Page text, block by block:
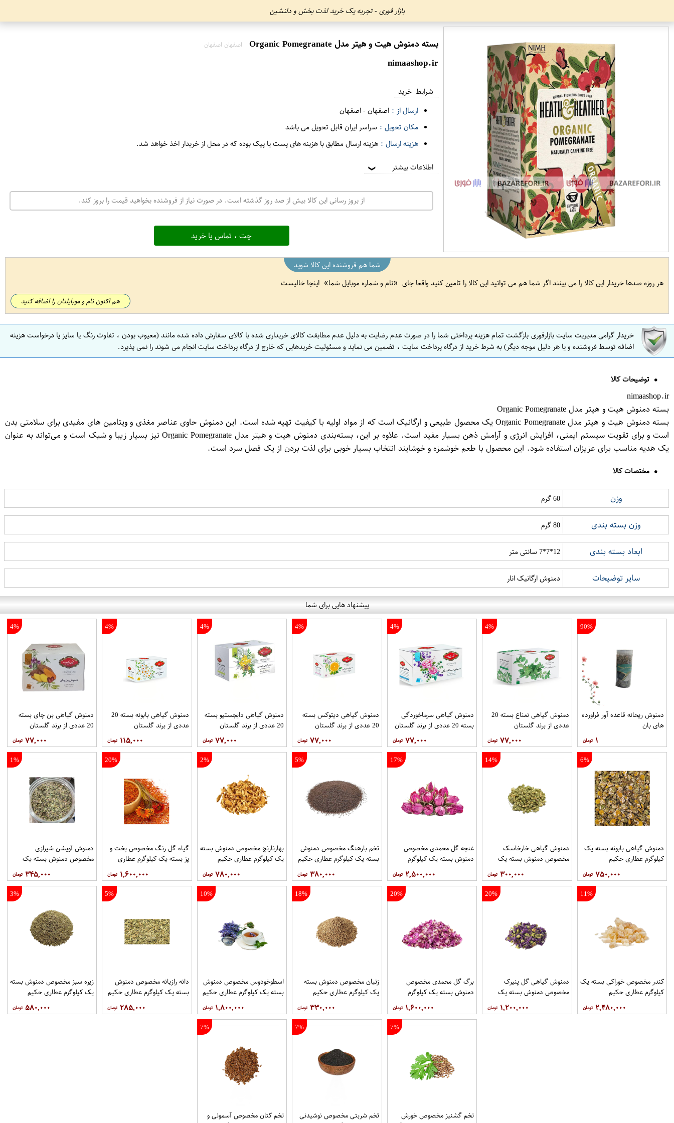
بازار فوری - تجربه یک خرید لذت بخش و دلنشین
بسته دمنوش هیت و هیتر مدل Organic Pomegranate اصفهان اصفهان
nimaashop.ir
شرایط خرید
ارسال از : اصفهان-اصفهان
مکان تحویل : سراسر ایران قابل تحویل می باشد
هزینه ارسال : هزینه ارسال مطابق با هزینه های پست یا پیک بوده که در محل از خریدار اخذ خواهد شد.
اطلاعات بیشتر ❯
از بروز رسانی این کالا بیش از صد روز گذشته است. در صورت نیاز از فروشنده بخواهید قیمت را بروز کند.
چت ، تماس یا خرید
شما هم فروشنده این کالا شوید
هر روزه صدها خریدار این کالا را می بینند اگر شما هم می توانید این کالا را تامین کنید واقعا جای
نام و شماره موبایل شما اینجا خالیست
هم اکنون نام و موبایلتان را اضافه کنید
خریدار گرامی مدیریت سایت بازارفوری بازگشت تمام هزینه پرداختی شما را در صورت عدم رضایت به دلیل عدم مطابقت کالای خریداری شده با کالای سفارش داده شده مانند (معیوب بودن ، تفاوت رنگ یا سایز یا درخواست هزینه
اضافه توسط فروشنده و یا هر دلیل موجه دیگر) به شرط خرید از درگاه پرداخت سایت ، تضمین می نماید و مسئولیت خریدهایی که خارج از درگاه پرداخت سایت انجام می شوند را نمی پذیرد.
توضیحات کالا
nimaashop.ir
بسته دمنوش هیت و هیتر مدل Organic Pomegranate
بسته دمنوش هیت و هیتر مدل Organic Pomegranate یک محصول طبیعی و ارگانیک است که از مواد اولیه با کیفیت تهیه شده است. این دمنوش حاوی عناصر مغذی و ویتامین های مفیدی برای سلامتی بدن
است و برای تقویت سیستم ایمنی، افزایش انرژی و آرامش ذهن بسیار مفید است. علاوه بر این، بسته‌بندی دمنوش هیت و هیتر مدل Organic Pomegranate نیز بسیار زیبا و شیک است و می‌تواند به عنوان
یک هدیه مناسب برای عزیزان استفاده شود. این محصول با طعم خوشمزه و خوشایند انتخاب بسیار خوبی برای لذت بردن از یک فصل سرد است.
مختصات کالا
وزن 60 گرم
وزن بسته بندی 80 گرم
ابعاد بسته بندی 12*7*7 سانتی متر
سایر توضیحات دمنوش ارگانیک انار
پیشنهاد هایی برای شما
90%
دمنوش ریحانه قاعده آور فراورده
های بان
۱
4%
دمنوش گیاهی نعناع بسته 20
عددی از برند گلستان
۷۷,۰۰۰
4%
دمنوش گیاهی سرماخوردگی
بسته 20 عددی از برند گلستان
۷۷,۰۰۰
4%
دمنوش گیاهی دیتوکس بسته
20 عددی از برند گلستان
۷۷,۰۰۰
4%
دمنوش گیاهی دایجستیو بسته
20 عددی از برند گلستان
۷۷,۰۰۰
4%
دمنوش گیاهی بابونه بسته 20
عددی از برند گلستان
۱۱۵,۰۰۰
4%
دمنوش گیاهی بن چای بسته
20 عددی از برند گلستان
۷۷,۰۰۰
6%
دمنوش گیاهی بابونه بسته یک
کیلوگرم عطاری حکیم
۷۵۰,۰۰۰
14%
دمنوش گیاهی خارخاسک
مخصوص دمنوش بسته یک
۳۰۰,۰۰۰
17%
غنچه گل محمدی مخصوص
دمنوش بسته یک کیلوگرم
۲,۵۰۰,۰۰۰
5%
تخم بارهنگ مخصوص دمنوش
بسته یک کیلوگرم عطاری حکیم
۳۸۰,۰۰۰
2%
بهارنارنج مخصوص دمنوش بسته
یک کیلوگرم عطاری حکیم
۷۸۰,۰۰۰
20%
گیاه گل رنگ مخصوص پخت و
پز بسته یک کیلوگرم عطاری
۱,۶۰۰,۰۰۰
1%
دمنوش آویشن شیرازی
مخصوص دمنوش بسته یک
۳۴۵,۰۰۰
11%
کندر مخصوص خوراکی بسته یک
کیلوگرم عطاری حکیم
۲,۴۸۰,۰۰۰
20%
دمنوش گیاهی گل پنیرک
مخصوص دمنوش بسته یک
۱,۲۰۰,۰۰۰
20%
برگ گل محمدی مخصوص
دمنوش بسته یک کیلوگرم
۱,۶۰۰,۰۰۰
18%
زنیان مخصوص دمنوش بسته
یک کیلوگرم عطاری حکیم
۳۳۰,۰۰۰
10%
اسطوخودوس مخصوص دمنوش
بسته یک کیلوگرم عطاری حکیم
۱,۸۰۰,۰۰۰
5%
دانه رازیانه مخصوص دمنوش
بسته یک کیلوگرم عطاری حکیم
۲۸۵,۰۰۰
3%
زیره سبز مخصوص دمنوش بسته
یک کیلوگرم عطاری حکیم
۵۸۰,۰۰۰
7%
تخم گشنیز مخصوص خورش
7%
تخم شربتی مخصوص نوشیدنی
7%
تخم کتان مخصوص آسمونی و